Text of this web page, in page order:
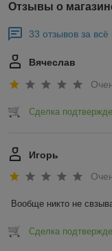
Отзывы о
33 отзывов за
Вячеслав
Сделка
Игорь
Вообще никто не
Сделка